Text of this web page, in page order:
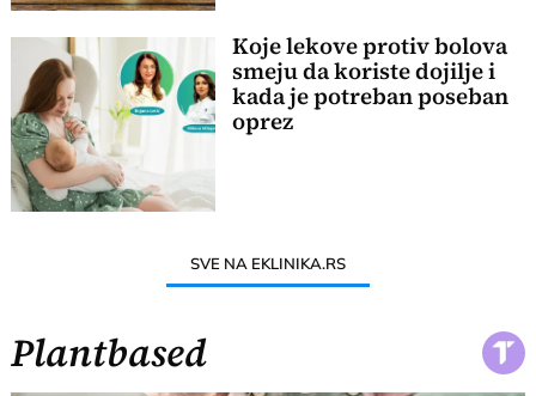
Koje lekove protiv bolova
smeju da koriste dojilje i
kada je potreban poseban
oprez
SVE NA EKLINIKA.RS
Plantbased